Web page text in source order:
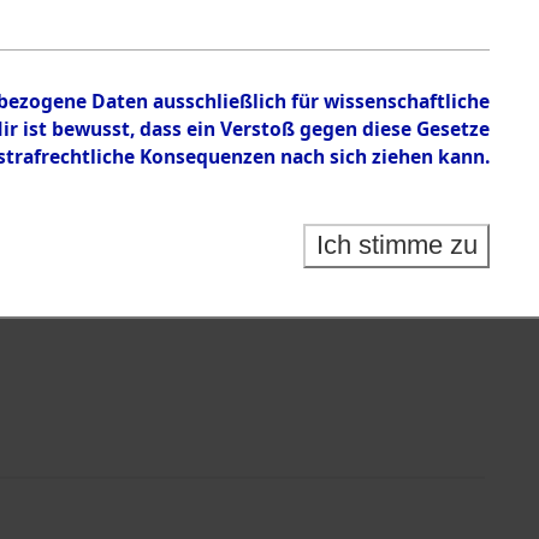
Daten ausschließlich für wissenschaftliche
bewusst, dass ein Verstoß gegen diese Gesetze
Konsequenzen nach sich ziehen kann.
Ich stimme zu